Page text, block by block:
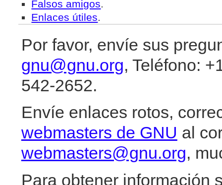
Falsos amigos.
Enlaces útiles.
Por favor, envíe sus
gnu@gnu.org, Teléfono:
542-2652.
Envíe enlaces rotos,
webmasters de GNU al
webmasters@gnu.org,
Para obtener información